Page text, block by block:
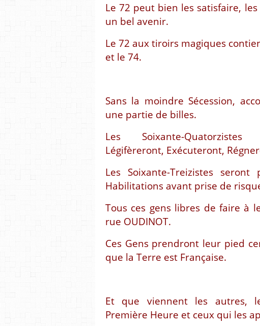
Le 72 peut bien les satisfaire,
un bel avenir.
Le 72 aux tiroirs magiques
et le 74.
Sans la moindre Sécession,
une partie de billes.
Les Soixante-Quatorzistes
Légifèreront, Exécuteront,
Les Soixante-Treizistes
Habilitations avant prise de
Tous ces gens libres de faire à
rue OUDINOT.
Ces Gens prendront leur pied
que la Terre est Française.
Et que viennent les autres,
Première Heure et ceux qui les